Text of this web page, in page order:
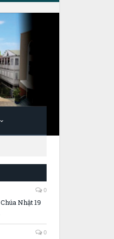
Nhật 19